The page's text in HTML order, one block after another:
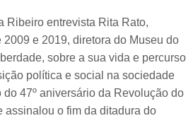
Ribeiro entrevista Rita Rato,
e 2019, diretora do Museu do
sobre a sua vida e percurso
política e social na sociedade
47º aniversário da Revolução do
assinalou o fim da ditadura do